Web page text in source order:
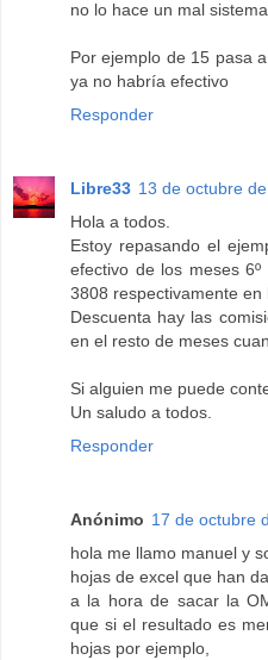
no lo hace un mal
Por ejemplo de 15 pasa
ya no habría efectivo
Responder
Libre33 13 de octubre
Hola a todos.
Estoy repasando el
efectivo de los meses
3808 respectivamente en
Descuenta hay las
en el resto de meses
Si alguien me puede
Un saludo a todos.
Responder
Anónimo 17 de octubre
hola me llamo manuel y
hojas de excel que han
a la hora de sacar la
que si el resultado es
hojas por ejemplo,